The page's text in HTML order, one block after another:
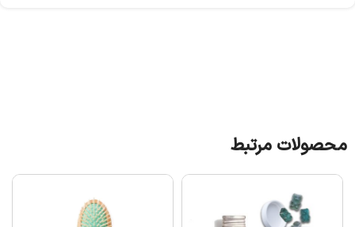
محصولات مرتبط